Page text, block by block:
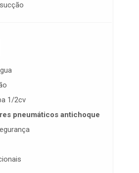
1/2cv
pneumáticos antichoque